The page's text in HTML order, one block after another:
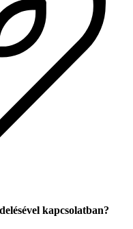
kapcsolatban?